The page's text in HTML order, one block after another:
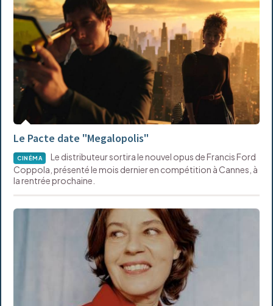
Le Pacte date "Megalopolis"
CINÉMA
Le distributeur sortira le nouvel opus de Francis Ford
Coppola, présenté le mois dernier en compétition à Cannes, à
la rentrée prochaine.